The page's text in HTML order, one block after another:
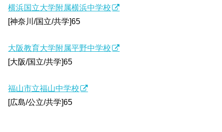
横浜国立大学附属横浜中学校
[神奈川/国立/共学]65
大阪教育大学附属平野中学校
[大阪/国立/共学]65
福山市立福山中学校
[広島/公立/共学]65